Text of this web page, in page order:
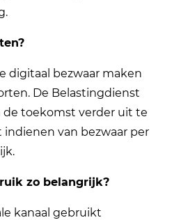
digitaal bezwaar maken
De Belastingdienst
toekomst verder uit te
van bezwaar per
zo belangrijk?
kanaal gebruikt